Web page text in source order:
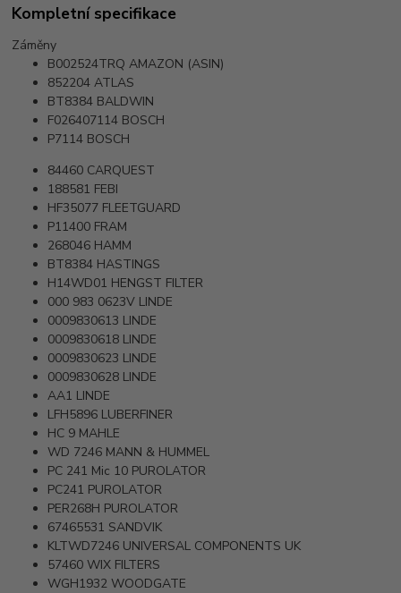
Kompletní specifikace
Záměny
B002524TRQ AMAZON (ASIN)
852204 ATLAS
BT8384 BALDWIN
F026407114 BOSCH
P7114 BOSCH
84460 CARQUEST
188581 FEBI
HF35077 FLEETGUARD
P11400 FRAM
268046 HAMM
BT8384 HASTINGS
H14WD01 HENGST FILTER
000 983 0623V LINDE
0009830613 LINDE
0009830618 LINDE
0009830623 LINDE
0009830628 LINDE
AA1 LINDE
LFH5896 LUBERFINER
HC 9 MAHLE
WD 7246 MANN & HUMMEL
PC 241 Mic 10 PUROLATOR
PC241 PUROLATOR
PER268H PUROLATOR
67465531 SANDVIK
KLTWD7246 UNIVERSAL COMPONENTS UK
57460 WIX FILTERS
WGH1932 WOODGATE